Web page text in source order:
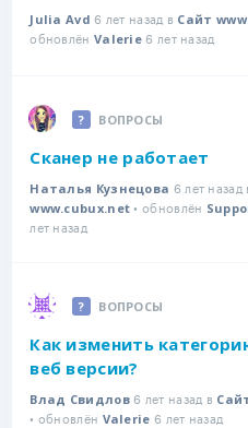
Julia Avd 6 лет назад в Сайт
обновлён Valerie 6 лет назад
ВОПРОСЫ
Сканер не работает
Наталья Кузнецова 6 лет назад
www.cubux.net • обновлён
лет назад
ВОПРОСЫ
Как изменить
веб версии?
Влад Свидлов6 лет назад в
• обновлён Valerie 6 лет назад